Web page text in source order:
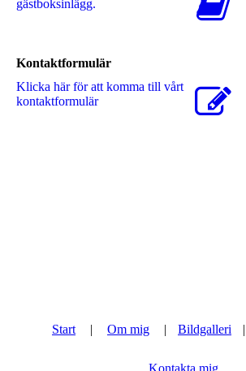
gästboksinlägg.
Kontaktformulär
Klicka här för att komma till vårt
kontaktformulär
Start | Om mig | Bildgalleri |
Kontakta mig